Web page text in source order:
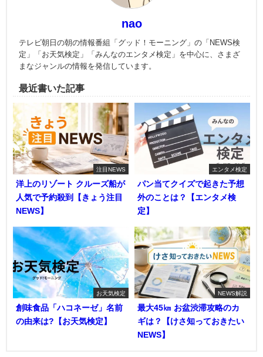
nao
テレビ朝日の朝の情報番組「グッド！モーニング」の「NEWS検
定」「お天気検定」「みんなのエンタメ検定」を中心に、さまざ
まなジャンルの情報を発信しています。
最近書いた記事
注目NEWS
洋上のリゾート クルーズ船が
人気で予約殺到【きょう注目
NEWS】
エンタメ検定
パン当てクイズで起きた予想
外のことは？【エンタメ検
定】
お天気検定
創味食品「ハコネーゼ」名前
の由来は?【お天気検定】
NEWS解説
最大45㎞ お盆渋滞攻略のカ
ギは？【けさ知っておきたい
NEWS】